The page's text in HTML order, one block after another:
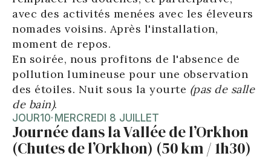
avec des activités menées avec les éleveurs
nomades voisins. Après l'installation,
moment de repos.
En soirée, nous profitons de l'absence de
pollution lumineuse pour une observation
des étoiles. Nuit sous la yourte (pas de salle
de bain).
JOUR10· MERCREDI 8 JUILLET
Journée dans la Vallée de l’Orkhon
(Chutes de l’Orkhon) (50 km / 1h30)